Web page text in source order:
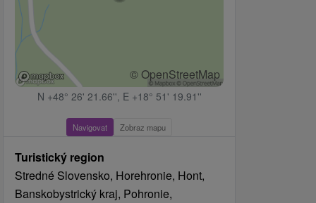
© OpenStreetMap
N +48° 26' 21.66'', E +18° 51' 19.91''
Navigovat Zobraz mapu
Turistický region
Stredné Slovensko, Horehronie, Hont,
Banskobystrický kraj, Pohronie,